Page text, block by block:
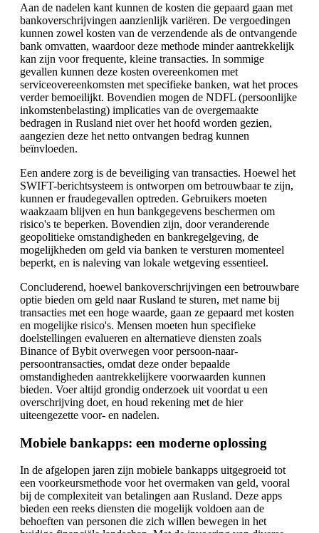
Aan de nadelen kant kunnen de kosten die gepaard gaan met
bankoverschrijvingen aanzienlijk variëren. De vergoedingen
kunnen zowel kosten van de verzendende als de ontvangende
bank omvatten, waardoor deze methode minder aantrekkelijk
kan zijn voor frequente, kleine transacties. In sommige
gevallen kunnen deze kosten overeenkomen met
serviceovereenkomsten met specifieke banken, wat het proces
verder bemoeilijkt. Bovendien mogen de NDFL (persoonlijke
inkomstenbelasting) implicaties van de overgemaakte
bedragen in Rusland niet over het hoofd worden gezien,
aangezien deze het netto ontvangen bedrag kunnen
beïnvloeden.
Een andere zorg is de beveiliging van transacties. Hoewel het
SWIFT-berichtsysteem is ontworpen om betrouwbaar te zijn,
kunnen er fraudegevallen optreden. Gebruikers moeten
waakzaam blijven en hun bankgegevens beschermen om
risico's te beperken. Bovendien zijn, door veranderende
geopolitieke omstandigheden en bankregelgeving, de
mogelijkheden om geld via banken te versturen momenteel
beperkt, en is naleving van lokale wetgeving essentieel.
Concluderend, hoewel bankoverschrijvingen een betrouwbare
optie bieden om geld naar Rusland te sturen, met name bij
transacties met een hoge waarde, gaan ze gepaard met kosten
en mogelijke risico's. Mensen moeten hun specifieke
doelstellingen evalueren en alternatieve diensten zoals
Binance of Bybit overwegen voor persoon-naar-
persoontransacties, omdat deze onder bepaalde
omstandigheden aantrekkelijkere voorwaarden kunnen
bieden. Voer altijd grondig onderzoek uit voordat u een
overschrijving doet, en houd rekening met de hier
uiteengezette voor- en nadelen.
Mobiele bankapps: een moderne oplossing
In de afgelopen jaren zijn mobiele bankapps uitgegroeid tot
een voorkeursmethode voor het overmaken van geld, vooral
bij de complexiteit van betalingen aan Rusland. Deze apps
bieden een reeks diensten die mogelijk voldoen aan de
behoeften van personen die zich willen bewegen in het